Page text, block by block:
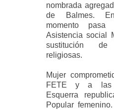
nombrada
de Balmes.
momento
Asistencia social
sustitución
religiosas.
Mujer
FETE y a las
Esquerra
Popular